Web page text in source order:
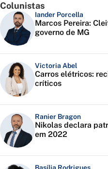
Colunistas
Iander Porcella
Marcos Pereira:
governo de MG
Victoria Abel
Carros elétricos:
críticos
Ranier Bragon
Nikolas declara
em 2022